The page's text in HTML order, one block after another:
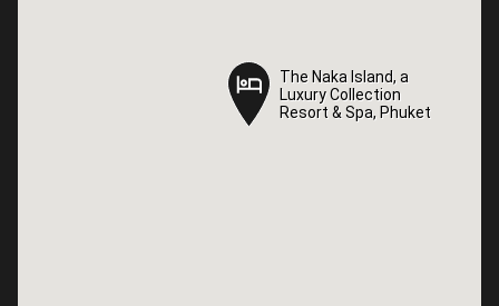
The Naka Island, a
Luxury Collection
Resort & Spa, Phuket
The Naka Island, a
Luxury Collection
Resort & Spa, Phuket